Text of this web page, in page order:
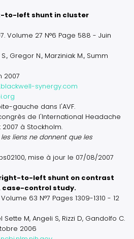
to-left shunt in cluster
Volume 27 N°6 Page 588 - Juin
Gregor N., Marziniak M., Summ
2007
synergy.com
gauche dans l'AVF.
de l'International Headache
2007 à Stockholm.
liens ne donnent que les
mise à jour le 07/08/2007
to-left shunt on contrast
case-control study.
63 N°7 Pages 1309-1310 - 12
M, Angeli S, Rizzi D, Gandolfo C.
2006